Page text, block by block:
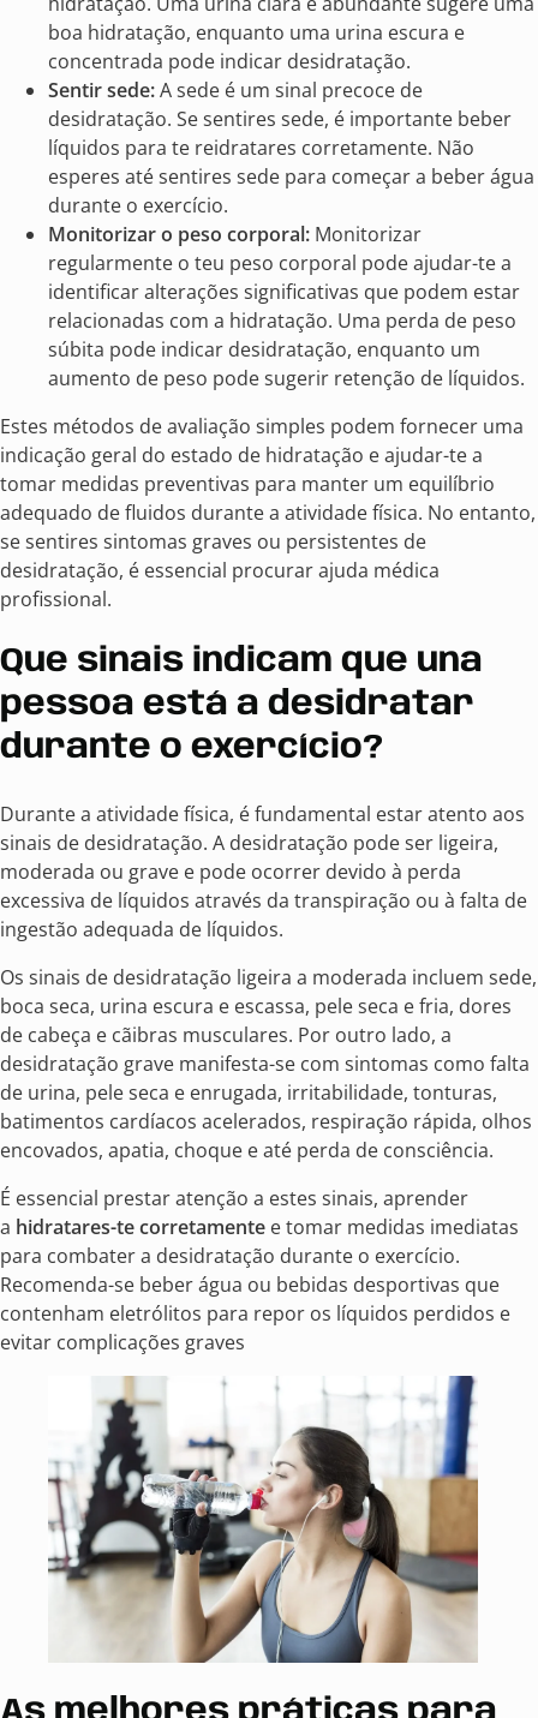
boa hidratação, enquanto uma urina escura e
concentrada pode indicar desidratação.
Sentir sede:A sede é um sinal precoce de
desidratação. Se sentires sede, é importante beber
líquidos para te reidratares corretamente. Não
esperes até sentires sede para começar a beber água
durante o exercício.
Monitorizar o peso corporal: Monitorizar
regularmente o teu peso corporal pode ajudar-te a
identificar alterações significativas que podem estar
relacionadas com a hidratação. Uma perda de peso
súbita pode indicar desidratação, enquanto um
aumento de peso pode sugerir retenção de líquidos.
Estes métodos de avaliação simples podem fornecer uma
indicação geral do estado de hidratação e ajudar-te a
tomar medidas preventivas para manter um equilíbrio
adequado de fluidos durante a atividade física. No entanto,
se sentires sintomas graves ou persistentes de
desidratação, é essencial procurar ajuda médica
profissional.
Que sinais indicam que una
pessoa está a desidratar
durante o exercício?
Durante a atividade física, é fundamental estar atento aos
sinais de desidratação. A desidratação pode ser ligeira,
moderada ou grave e pode ocorrer devido à perda
excessiva de líquidos através da transpiração ou à falta de
ingestão adequada de líquidos.
Os sinais de desidratação ligeira a moderada incluem sede,
boca seca, urina escura e escassa, pele seca e fria, dores
de cabeça e cãibras musculares. Por outro lado, a
desidratação grave manifesta-se com sintomas como falta
de urina, pele seca e enrugada, irritabilidade, tonturas,
batimentos cardíacos acelerados, respiração rápida, olhos
encovados, apatia, choque e até perda de consciência.
É essencial prestar atenção a estes sinais, aprender
a hidratares-te corretamente e tomar medidas imediatas
para combater a desidratação durante o exercício.
Recomenda-se beber água ou bebidas desportivas que
contenham eletrólitos para repor os líquidos perdidos e
evitar complicações graves